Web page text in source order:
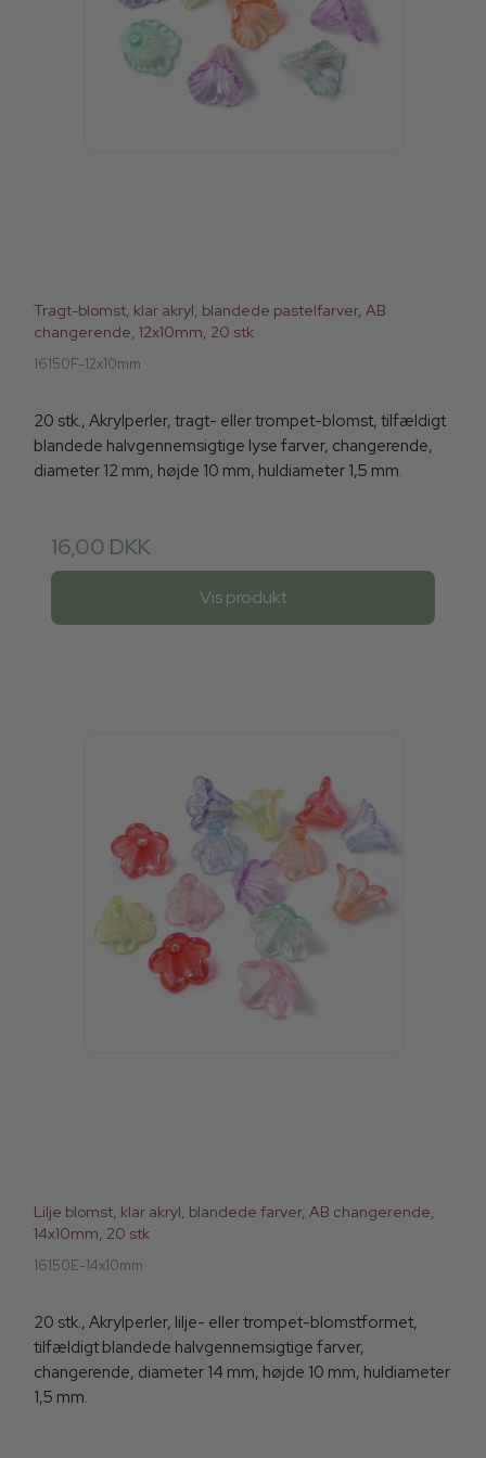
Tragt-blomst, klar akryl, blandede pastelfarver, AB
changerende, 12x10mm, 20 stk
16150F-12x10mm
20 stk., Akrylperler, tragt- eller trompet-blomst, tilfældigt
blandede halvgennemsigtige lyse farver, changerende,
diameter 12 mm, højde 10 mm, huldiameter 1,5 mm.
16,00 DKK
Vis produkt
Lilje blomst, klar akryl, blandede farver, AB changerende,
14x10mm, 20 stk
16150E-14x10mm
20 stk., Akrylperler, lilje- eller trompet-blomstformet,
tilfældigt blandede halvgennemsigtige farver,
changerende, diameter 14 mm, højde 10 mm, huldiameter
1,5 mm.